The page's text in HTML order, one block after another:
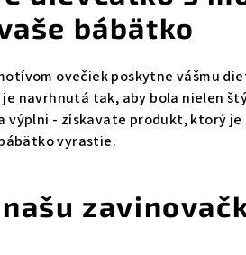
bábätko
ovečiek poskytne vášmu
navrhnutá tak, aby bola nielen
výplni - získavate produkt, ktorý
vyrastie.